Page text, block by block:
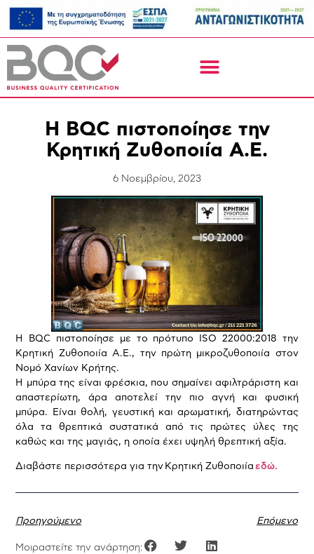
H BQC πιστοποίησε την
Κρητική Ζυθοποιία Α.Ε.
6 Νοεμβρίου, 2023
H BQC πιστοποίησε με το πρότυπο ISO 22000:2018 την
Κρητική Ζυθοποιία Α.Ε., την πρώτη μικροζυθοποιία στον
Νομό Χανίων Κρήτης.
Η μπύρα της είναι φρέσκια, που σημαίνει αφιλτράριστη και
απαστερίωτη, άρα αποτελεί την πιο αγνή και φυσική
μπύρα. Είναι θολή, γευστική και αρωματική, διατηρώντας
όλα τα θρεπτικά συστατικά από τις πρώτες ύλες της
καθώς και της μαγιάς, η οποία έχει υψηλή θρεπτική αξία.
Διαβάστε περισσότερα για την Κρητική Ζυθοποιίαεδώ.
Προηγούμενο Επόμενο
Μοιραστείτε την ανάρτηση: